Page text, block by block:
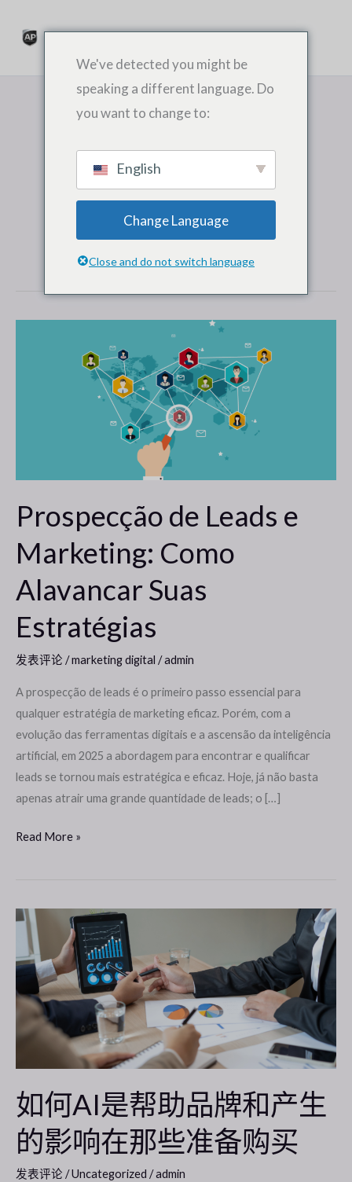
容
Admin
Prospecção de Leads e
Marketing: Como
Alavancar Suas
Estratégias
发表评论 /marketing digital /admin
A prospecção de leads é o primeiro passo essencial para
qualquer estratégia de marketing eficaz. Porém, com a
evolução das ferramentas digitais e a ascensão da inteligência
artificial, em 2025 a abordagem para encontrar e qualificar
leads se tornou mais estratégica e eficaz. Hoje, já não basta
apenas atrair uma grande quantidade de leads; o […]
Suas
Read More »
如何AI是帮助品牌和产生
的影响在那些准备购买
发表评论 /Uncategorized /admin
如
AI
帮
牌
和
产
生
的
影
We've detected you might be
speaking a different language. Do
you want to change to:
English
Change Language
Close and do not switch language